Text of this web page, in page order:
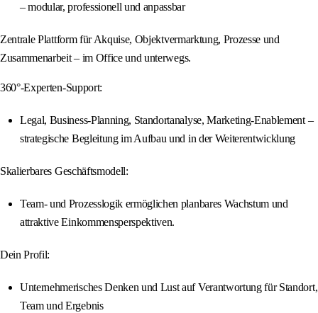
– modular, professionell und anpassbar
Zentrale Plattform für Akquise, Objektvermarktung, Prozesse und
Zusammenarbeit – im Office und unterwegs.
360°-Experten-Support:
Legal, Business-Planning, Standortanalyse, Marketing-Enablement –
strategische Begleitung im Aufbau und in der Weiterentwicklung
Skalierbares Geschäftsmodell:
Team- und Prozesslogik ermöglichen planbares Wachstum und
attraktive Einkommensperspektiven.
Dein Profil:
Unternehmerisches Denken und Lust auf Verantwortung für Standort,
Team und Ergebnis